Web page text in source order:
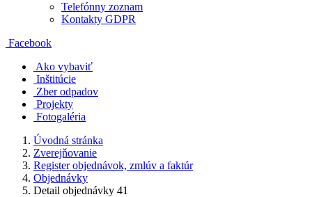
Telefónny zoznam
Kontakty GDPR
Facebook
Ako vybaviť
Inštitúcie
Zber odpadov
Projekty
Fotogaléria
Úvodná stránka
Zverejňovanie
Register objednávok, zmlúv a faktúr
Objednávky
Detail objednávky 41